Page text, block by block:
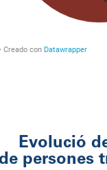
Evolució
persones